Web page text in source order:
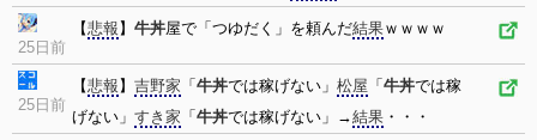
25日前
【悲報 】 牛丼屋で「つゆだく」を頼んだ結果ｗｗｗｗ
25日前
【悲報 】 吉野家 「 牛丼では稼げない」 松屋 「 牛丼では稼
げない」 すき家 「 牛丼では稼げない」→結果 ・・・